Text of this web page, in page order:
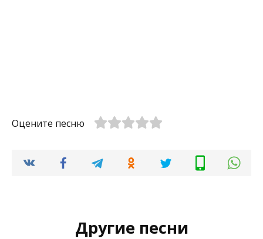
Оцените песню
Другие песни